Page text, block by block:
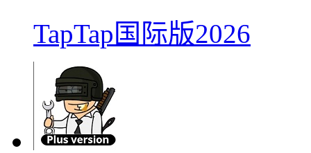
TapTap国际版2026